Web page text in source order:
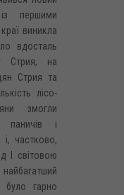
першими
виникла
вдосталь
Стрия, на
Стрия та
лісо-
змогли
паничів і
частково,
І світовою
гарно